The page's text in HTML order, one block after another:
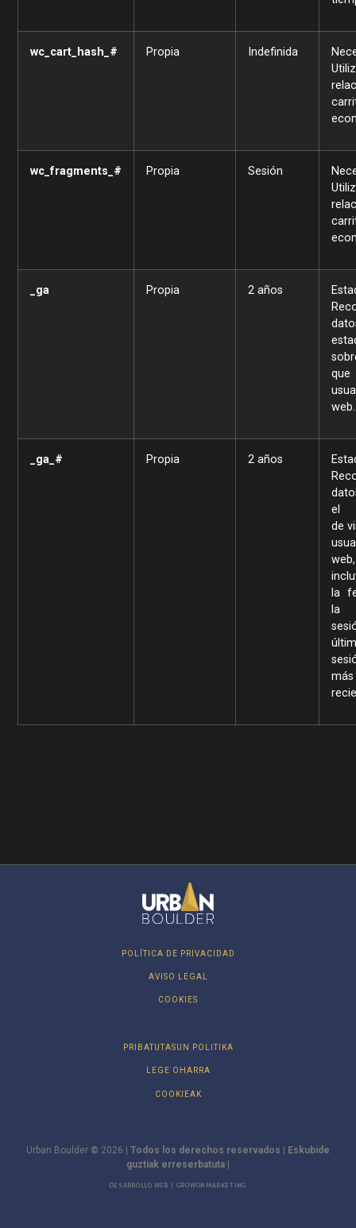
wc_cart_hash_# Propia Indefinida
wc_fragments_# Propia Sesión
_ga Propia 2 años
web.
_ga_# Propia 2 años
el
de
web,
la
la
más
POLÍTICA DE PRIVACIDAD
AVISO LEGAL
COOKIES
PRIBATUTASUN POLITIKA
LEGE OHARRA
COOKIEAK
Urban Boulder © 2026
| Todos los derechos reservados | Eskubide
guztiak erreserbatuta |
DESARROLLO WEB | GROWON MARKETING